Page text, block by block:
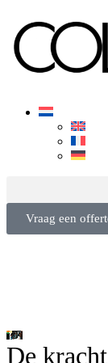
Vraag een
De